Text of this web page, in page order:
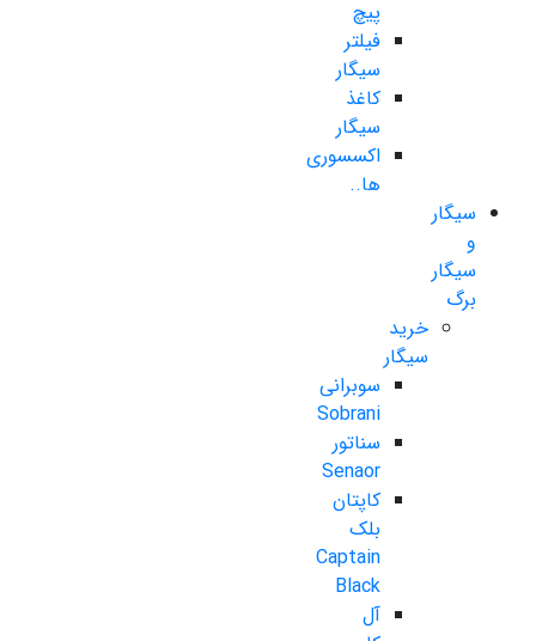
پیچ
فیلتر
سیگار
کاغذ
سیگار
اکسسوری
ها..
سیگار
و
سیگار
برگ
خرید
سیگار
سوبرانی
Sobrani
سناتور
Senaor
کاپتان
بلک
Captain
Black
آل